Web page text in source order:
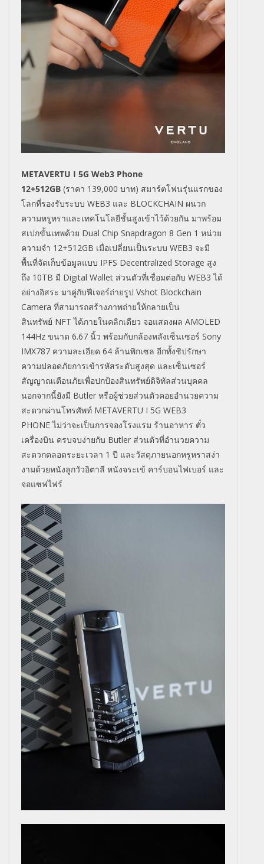
METAVERTU I 5G Web3 Phone
12+512GB (ราคา 139,000 บาท) สมาร์ตโฟนรุ่นแรกของ
โลกที่รองรับระบบ WEB3 และ BLOCKCHAIN ผนวก
ความหรูหราและเทคโนโลยีชั้นสูงเข้าไว้ด้วยกัน มาพร้อม
สเปกขั้นเทพด้วย Dual Chip Snapdragon 8 Gen 1 หน่วย
ความจำ 12+512GB เมื่อเปลี่ยนเป็นระบบ WEB3 จะมี
พื้นที่จัดเก็บข้อมูลแบบ IPFS Decentralized Storage สูง
ถึง 10TB มี Digital Wallet ส่วนตัวที่เชื่อมต่อกับ WEB3ได้
อย่างอิสระ มาคู่กับฟีเจอร์ถ่ายรูป Vshot Blockchain
Camera ที่สามารถสร้างภาพถ่ายให้กลายเป็น
สินทรัพย์ NFTได้ภายในคลิกเดียว จอแสดงผล AMOLED
144Hz ขนาด 6.67 นิ้ว พร้อมกับกล้องหลังเซ็นเซอร์ Sony
IMX787 ความละเอียด 64 ล้านพิกเซล อีกทั้งชิปรักษา
ความปลอดภัยการเข้ารหัสระดับสูงสุด และเซ็นเซอร์
สัญญาณเตือนภัยเพื่อปกป้องสินทรัพย์ดิจิทัลส่วนบุคคล
นอกจากนี้ยังมี Butler หรือผู้ช่วยส่วนตัวคอยอำนวยความ
สะดวกผ่านโทรศัพท์ METAVERTU I 5G WEB3
PHONEไม่ว่าจะเป็นการจองโรงแรม ร้านอาหาร ตั๋ว
เครื่องบิน ครบจบง่ายกับ Butler ส่วนตัวที่อำนวยความ
สะดวกตลอดระยะเวลา 1 ปี และวัสดุภายนอกหรูหราสง่า
งามด้วยหนังลูกวัวอิตาลี หนังจระเข้ คาร์บอนไฟเบอร์ และ
จอแซฟไฟร์